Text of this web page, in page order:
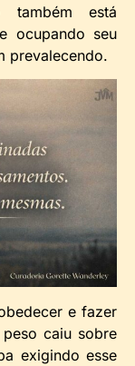
está
ocupando seu
prevalecendo.
e fazer
caiu sobre
exigindo esse